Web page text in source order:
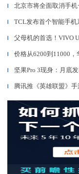
▎ 北京市将全面取消手
▎ TCL发布首个智能手机
▎ 父母机的首选！VIVO
▎ 价格从6200到11000，
▎ 坚果Pro 3现身：月底
▎ 腾讯推《英雄联盟》